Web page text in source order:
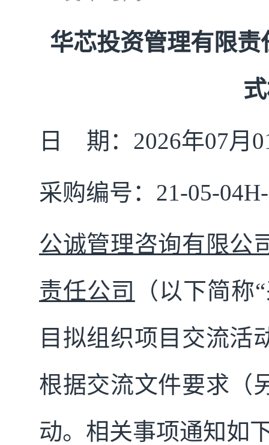
华芯投资管理有限
日 期：2026年07月
采购编号： 21-05-
公诚管理咨询有限公
责任公司
（以下简
目拟组织项目交流活
根据交流文件要求（
动。相关事项通知如